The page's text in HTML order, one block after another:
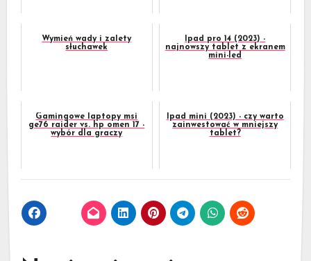
Wymień wady i zalety
słuchawek
Ipad pro 14 (2023) -
najnowszy tablet z ekranem
mini-led
Gamingowe laptopy msi
ge76 raider vs. hp omen 17 -
wybór dla graczy
Ipad mini (2023) - czy warto
zainwestować w mniejszy
tablet?